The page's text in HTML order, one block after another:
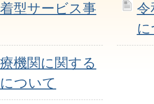
型サービス事
令
機関に関する
ついて